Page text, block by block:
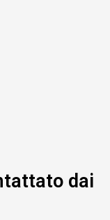
dai